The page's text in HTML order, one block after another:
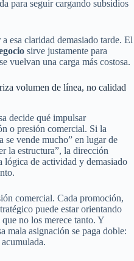
para seguir cargando subsidios
esa claridad demasiado tarde. El
sirve justamente para
vuelvan una carga más costosa.
volumen de línea, no calidad
decide qué impulsar
o presión comercial. Si la
se vende mucho” en lugar de
la estructura”, la dirección
lógica de actividad y demasiado
comercial. Cada promoción,
puede estar orientando
no los merece tanto. Y
mala asignación se paga doble: